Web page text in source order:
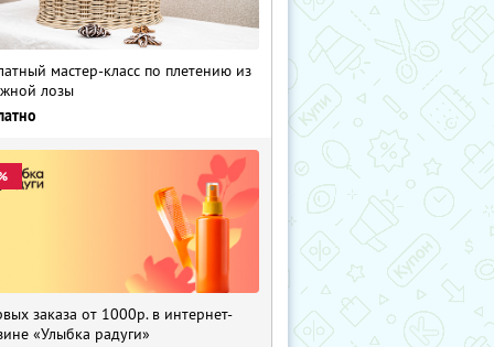
мастер-класс по плетению из
лозы
заказа от 1000р. в интернет-
«Улыбка радуги»